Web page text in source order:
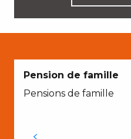
Pension de famille
Pensions de famille